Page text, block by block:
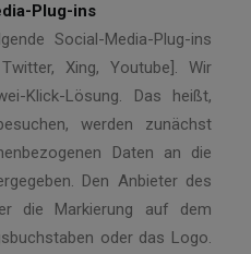
Plug-ins
Social-Media-Plug-ins
Xing, Youtube]. Wir
Klick-Lösung. Das heißt,
werden zunächst
Daten an die
Den Anbieter des
die Markierung auf dem
oder das Logo.